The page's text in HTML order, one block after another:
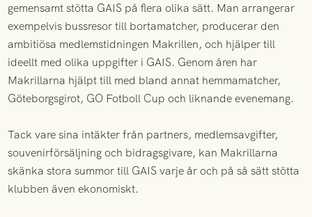
gemensamt stötta GAIS på flera olika sätt. Man arrangerar
exempelvis bussresor till bortamatcher, producerar den
ambitiösa medlemstidningen Makrillen, och hjälper till
ideellt med olika uppgifter i GAIS. Genom åren har
Makrillarna hjälpt till med bland annat hemmamatcher,
Göteborgsgirot, GO Fotboll Cup och liknande evenemang.
‍Tack vare sina intäkter från partners, medlemsavgifter,
souvenirförsäljning och bidragsgivare, kan Makrillarna
skänka stora summor till GAIS varje år och på så sätt stötta
klubben även ekonomiskt.